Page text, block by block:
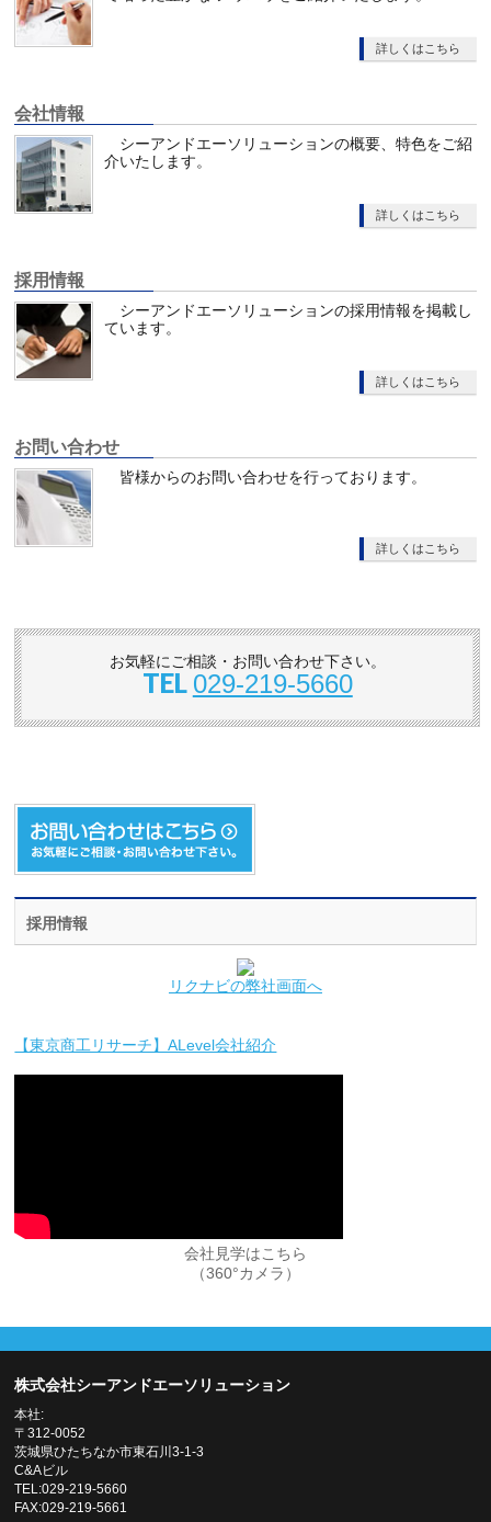
詳しくはこちら
会社情報
シーアンドエーソリューションの概要、特色をご紹
介いたします。
詳しくはこちら
採用情報
シーアンドエーソリューションの採用情報を掲載し
ています。
詳しくはこちら
お問い合わせ
皆様からのお問い合わせを行っております。
詳しくはこちら
お気軽にご相談・お問い合わせ下さい。
TEL 029-219-5660
採用情報
リクナビの弊社画面へ
【東京商工リサーチ】ALevel会社紹介
会社見学はこちら
（360°カメラ）
株式会社シーアンドエーソリューション
本社:
〒312-0052
茨城県ひたちなか市東石川3-1-3
C&Aビル
TEL:029-219-5660
FAX:029-219-5661